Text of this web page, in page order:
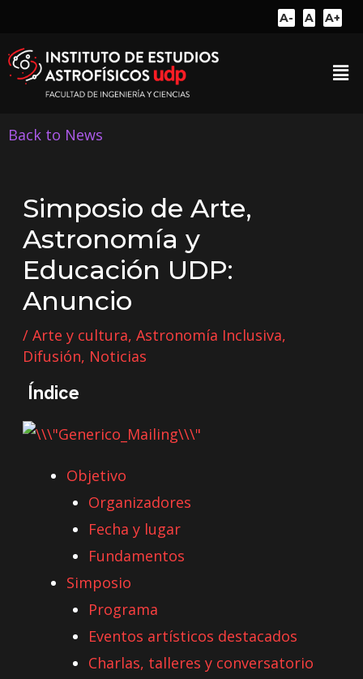
A- A A+
Back to News
Simposio de Arte,
Astronomía y
Educación UDP:
Anuncio
/ Arte y cultura, Astronomía Inclusiva,
Difusión, Noticias
Índice
Objetivo
Organizadores
Fecha y lugar
Fundamentos
Simposio
Programa
Eventos artísticos destacados
Charlas, talleres y conversatorio